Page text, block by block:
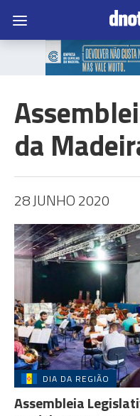
da
28 JUNHO 2020
DIA DA REGIÃO
Assembleia